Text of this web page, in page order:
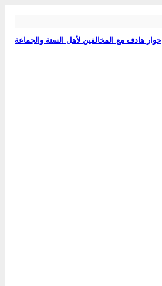
حوار هادف مع المخالفين لأهل السنة والجماعة